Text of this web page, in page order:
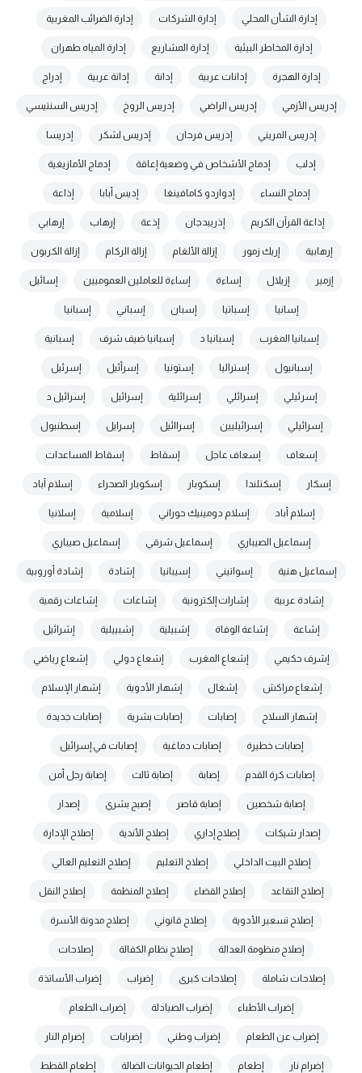
إدارة الشأن المحلي إدارة الشركات إدارة الضرائب المغربية
إدارة المخاطر البيئية إدارة المشاريع إدارة المياه طهران
إدارة الهجرة إدانات عربية إدانة إدانة عربية إدراج
إدريس الأزمي إدريس الراضي إدريس الروخ إدريس السنتيسي
إدريس المريني إدريس فرحان إدريس لشكر إدريسا
إدلب إدماج الأشخاص في وضعية إعاقة إدماج الأمازيغية
إدماج النساء إدواردو كامافينغا إديس أبابا إذاعة
إذاعة القرآن الكريم إذريبدجان إذعة إرهاب إرهابي
إرهابية إريك زمور إزالة الألغام إزالة الركام إزالة الكربون
إزمير إزيلال إساءة إساءة للعاملين العموميين إسائيل
إسانيا إسباتيا إسبان إسباني إسبانيا
إسبانيا المغرب إسبانيا د إسبانيا ضيف شرف إسبانية
إسبانيول إستراليا إستونيا إسرأئيل إسرئيل
إسرئيلي إسرائلي إسرائلية إسرائيل إسرائيل د
إسرائيلي إسرائيليين إسراائيل إسرايل إسطنبول
إسعاف إسعاف عاجل إسقاط إسقاط المساعدات
إسكار إسكتلندا إسكوبار إسكوبار الصحراء إسلام آباد
إسلام أباد إسلام دومينيك حوراني إسلامية إسلانيا
إسماعيل الصيباري إسماعيل شرقي إسماعيل صيباري
إسماعيل هنية إسواتيني إسيبانيا إشادة إشادة أوروبية
إشادة عربية إشارات إلكترونية إشاعات إشاعات رقمية
إشاعة إشاعة الوفاة إشبيلية إشبييلية إشرائيل
إشرف حكيمي إشعاع المغرب إشعاع دولي إشعاع رياضي
إشعاع مراكش إشغال إشهار الأدوية إشهار الإسلام
إشهار السلاح إصابات إصابات بشرية إصابات جديدة
إصابات خطيرة إصابات دماغية إصابات في إسرائيل
إصابات كرة القدم إصابة إصابة ثالث إصابة رجل أمن
إصابة شخصين إصابة قاصر إصبح بشري إصدار
إصدار شيكات إصلاح إداري إصلاح الأندية إصلاح الإدارة
إصلاح البيت الداخلي إصلاح التعليم إصلاح التعليم العالي
إصلاح التقاعد إصلاح القضاء إصلاح المنظمة إصلاح النقل
إصلاح تسعير الأدوية إصلاح قانوني إصلاح مدونة الأسرة
إصلاح منظومة العدالة إصلاح نظام الكفالة إصلاحات
إصلاحات شاملة إصلاحات كبرى إضراب إضراب الأساتذة
إضراب الأطباء إضراب الصيادلة إضراب الطعام
إضراب عن الطعام إضراب وطني إضرابات إضرام النار
إضرام نار إطعام إطعام الحيوانات الضالة إطعام القطط